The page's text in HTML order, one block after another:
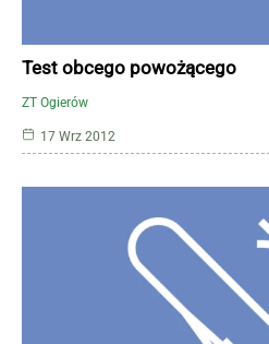
ZT Ogierów
Test obcego powożącego
17 Wrz 2012